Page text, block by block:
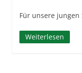
Für unsere jungen
Weiterlesen